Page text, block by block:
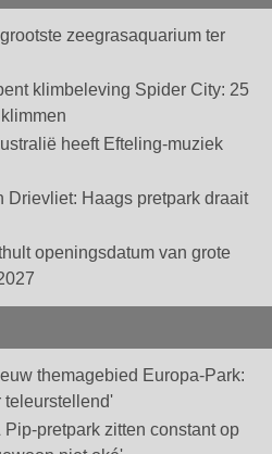
zeegrasaquarium ter
klimbeleving Spider City: 25
heeft Efteling-muziek
Drievliet: Haags pretpark draait
openingsdatum van grote
themagebied Europa-Park:
pretpark zitten constant op